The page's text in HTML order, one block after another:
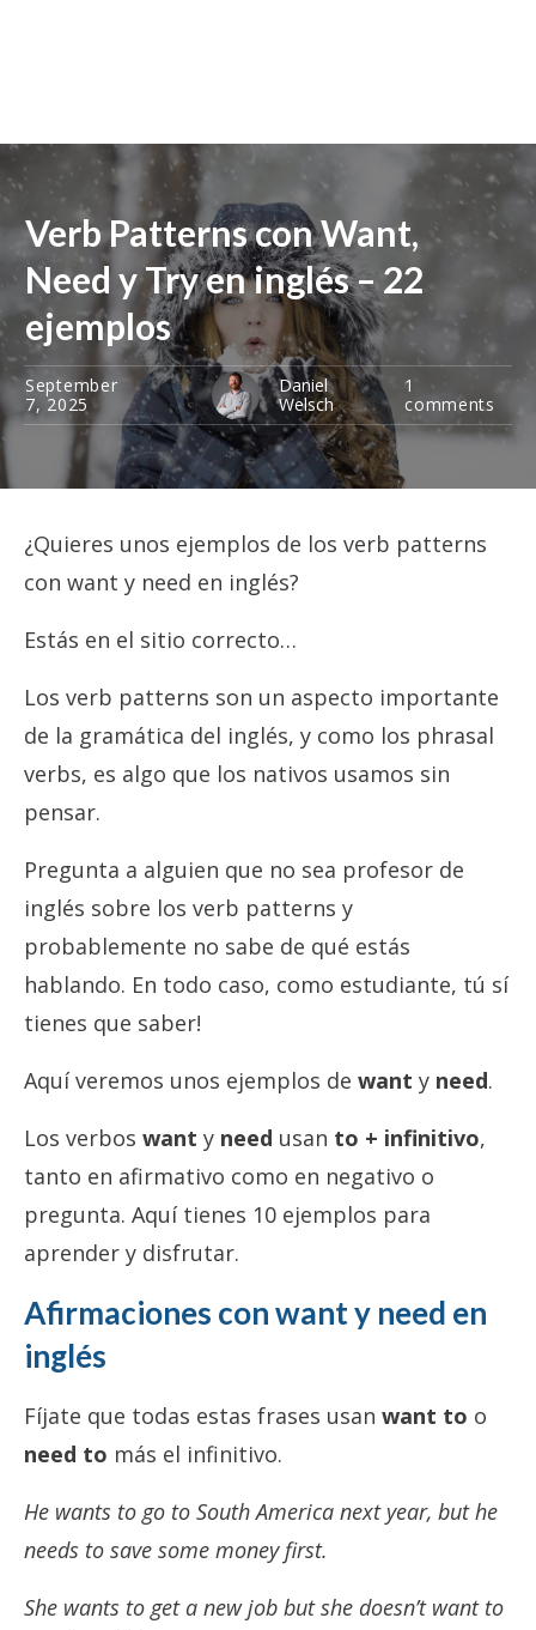
Verb Patterns con Want,
Need y Try en inglés – 22
ejemplos
September
7, 2025
Daniel
Welsch
1
comments
¿Quieres unos ejemplos de los verb patterns
con want y need en inglés?
Estás en el sitio correcto…
Los verb patterns son un aspecto importante
de la gramática del inglés, y como los phrasal
verbs, es algo que los nativos usamos sin
pensar.
Pregunta a alguien que no sea profesor de
inglés sobre los verb patterns y
probablemente no sabe de qué estás
hablando. En todo caso, como estudiante, tú sí
tienes que saber!
Aquí veremos unos ejemplos de want y need.
Los verbos want y need usan to + infinitivo,
tanto en afirmativo como en negativo o
pregunta. Aquí tienes 10 ejemplos para
aprender y disfrutar.
Afirmaciones con want y need en
inglés
Fíjate que todas estas frases usan want to o
need to más el infinitivo.
He wants to go to South America next year, but he
needs to save some money first.
She wants to get a new job but she doesn’t want to